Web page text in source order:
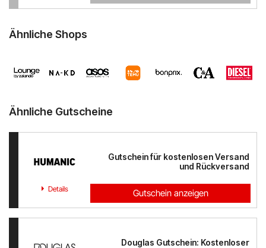
Ähnliche Shops
Ähnliche Gutscheine
Gutschein für kostenlosen Versand
und Rückversand
Details Gutschein anzeigen
Douglas Gutschein: Kostenloser